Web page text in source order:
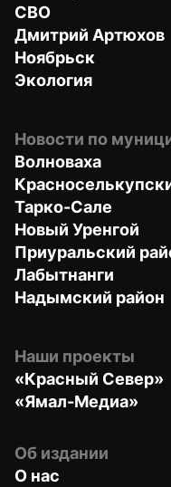
СВО
Дмитрий Артюхов
Ноябрьск
Экология
Новости по
Волноваха
Тарко-Сале
Новый Уренгой
Приуральский
Лабытнанги
Надымский район
Наши проекты
«Красный Север»
«Ямал-Медиа»
Об издании
О нас